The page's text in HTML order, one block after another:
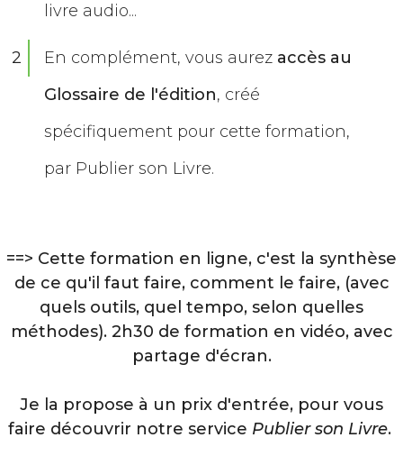
livre audio...
2 En complément, vous aurez accès au
Glossaire de l'édition, créé
spécifiquement pour cette formation,
par Publier son Livre.
==> Cette formation en ligne, c'est la synthèse
de ce qu'il faut faire, comment le faire, (avec
quels outils, quel tempo, selon quelles
méthodes). 2h30 de formation en vidéo, avec
partage d'écran.
Je la propose à un prix d'entrée, pour vous
faire découvrir notre service Publier son Livre.